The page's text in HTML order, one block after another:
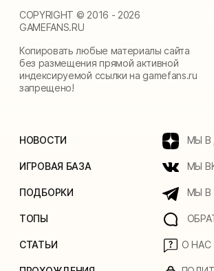
COPYRIGHT © 2016 - 2026
GAMEFANS.RU
Копировать любые материалы сайта
без размещения прямой активной
индексируемой ссылки на gamefans.ru
запрещено!
НОВОСТИ
ИГРОВАЯ БАЗА
ПОДБОРКИ
ТОПЫ
СТАТЬИ
МЫ В
МЫ
МЫ В
О НАС